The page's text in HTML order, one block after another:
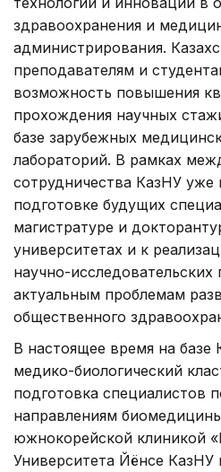
здравоохранения и
администрирования.
преподавателям и
возможность повышения
прохождения научных
базе зарубежных
лабораторий. В рамках
сотрудничества КазНУ уже
подготовке будущих
магистратуре и
университетах и к
научно-исследовательских
актуальным проблемам
общественного
В настоящее время на базе
медико-биологический
подготовка специалистов
направлениям
южнокорейской клиникой
Университета Йёнсе КазНУ